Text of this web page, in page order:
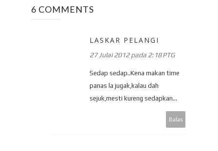
6 COMMENTS
LASKAR PELANGI
27 Julai 2012 pada 2:18 PTG
Sedap sedap..Kena makan time
panas la jugak,kalau dah
sejuk,mesti kureng sedapkan...
Balas